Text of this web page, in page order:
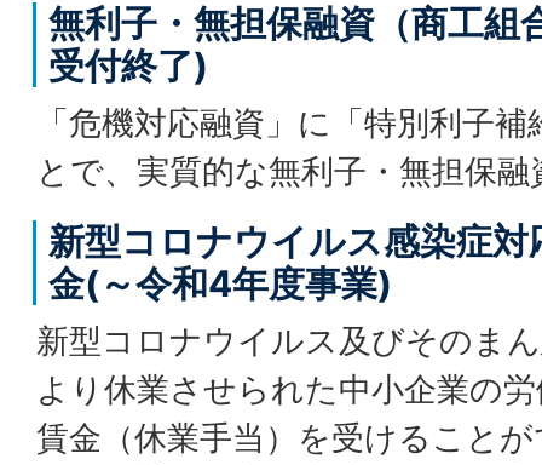
無利子・無担保融資（商工組
受付終了)
「危機対応融資」に「特別利子
とで、実質的な無利子・無担保
新型コロナウイルス感染症対
金(～令和4年度事業)
新型コロナウイルス及びそのま
より休業させられた中小企業の
賃金（休業手当）を受けること